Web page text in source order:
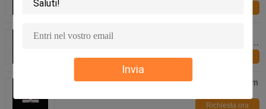
Invia
Resistenza alla trazione da 200 a 400 MPa
Ceramica di ossido di alluminio con modulo Youngs
superiore a 3000 MPa per l'industria pesante
Resistenza all'isolamento superiore a 1012 Ohm-cm
Richiesta ora